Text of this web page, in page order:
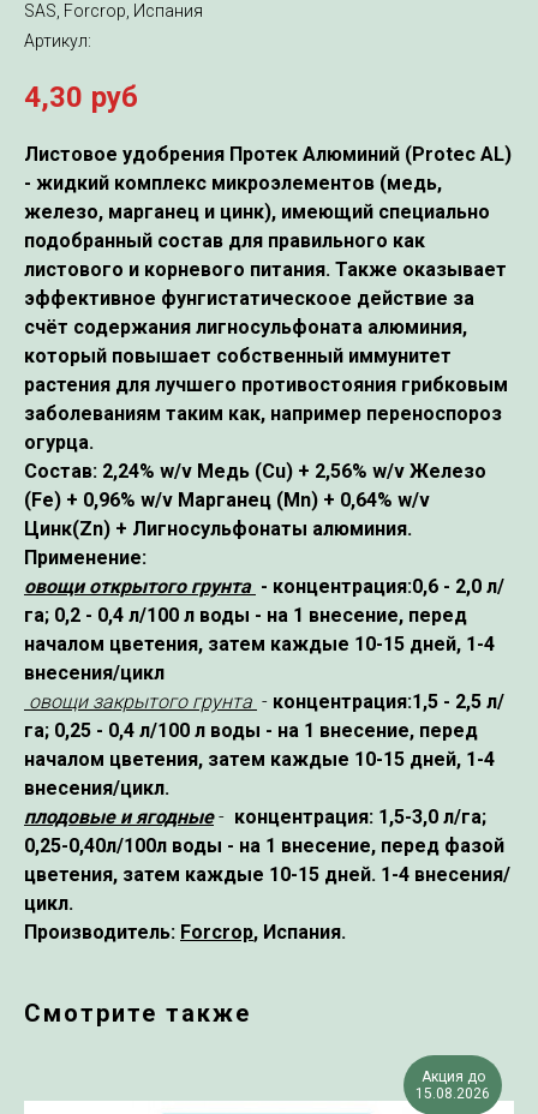
SAS, Forcrop, Испания
Артикул:
4,30 руб
Листовое удобрения Протек Алюминий (Protec AL)
- жидкий комплекс микроэлементов (медь,
железо, марганец и цинк), имеющий специально
подобранный состав для правильного как
листового и корневого питания. Также оказывает
эффективное фунгистатическоое действие за
счёт содержания лигносульфоната алюминия,
который повышает собственный иммунитет
растения для лучшего противостояния грибковым
заболеваниям таким как, например переноспороз
огурца.
Состав: 2,24% w/v Медь (Cu) + 2,56% w/v Железо
(Fe) + 0,96% w/v Марганец (Mn) + 0,64% w/v
Цинк(Zn) + Лигносульфонаты алюминия.
Применение:
овощи открытого грунта - концентрация:0,6 - 2,0 л/
га; 0,2 - 0,4 л/100 л воды - на 1 внесение, перед
началом цветения, затем каждые 10-15 дней, 1-4
внесения/цикл
овощи закрытого грунта - концентрация:1,5 - 2,5 л/
га; 0,25 - 0,4 л/100 л воды - на 1 внесение, перед
началом цветения, затем каждые 10-15 дней, 1-4
внесения/цикл.
плодовые и ягодные- концентрация: 1,5-3,0 л/га;
0,25-0,40л/100л воды - на 1 внесение, перед фазой
цветения, затем каждые 10-15 дней. 1-4 внесения/
цикл.
Производитель: Forcrop, Испания.
Смотрите также
Акция до
15.08.2026